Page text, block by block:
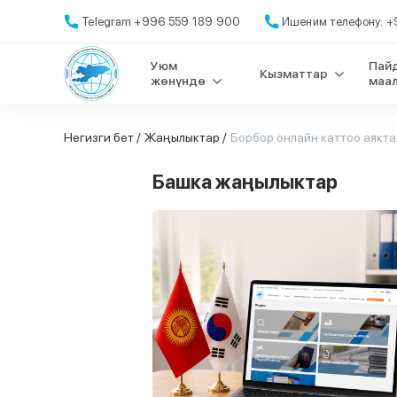
Telegram +996 559 189 900 Ишеним телефону:
Уюм
жөнүндө
Кызматтар
Негизги бет / Жаңылыктар / Борбор онлайн каттоо
Башка жаңылыктар